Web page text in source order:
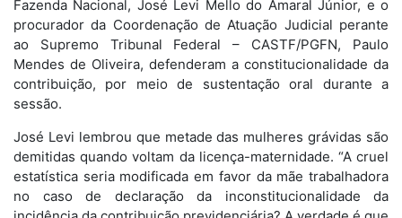
Fazenda Nacional, José Levi Mello do Amaral Júnior, e o
procurador da Coordenação de Atuação Judicial perante
ao Supremo Tribunal Federal – CASTF/PGFN, Paulo
Mendes de Oliveira, defenderam a constitucionalidade da
contribuição, por meio de sustentação oral durante a
sessão.
José Levi lembrou que metade das mulheres grávidas são
demitidas quando voltam da licença-maternidade. “A cruel
estatística seria modificada em favor da mãe trabalhadora
no caso de declaração da inconstitucionalidade da